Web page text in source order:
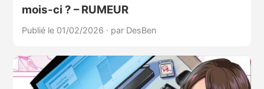
mois-ci ? – RUMEUR
Publié le 01/02/2026 · par DesBen